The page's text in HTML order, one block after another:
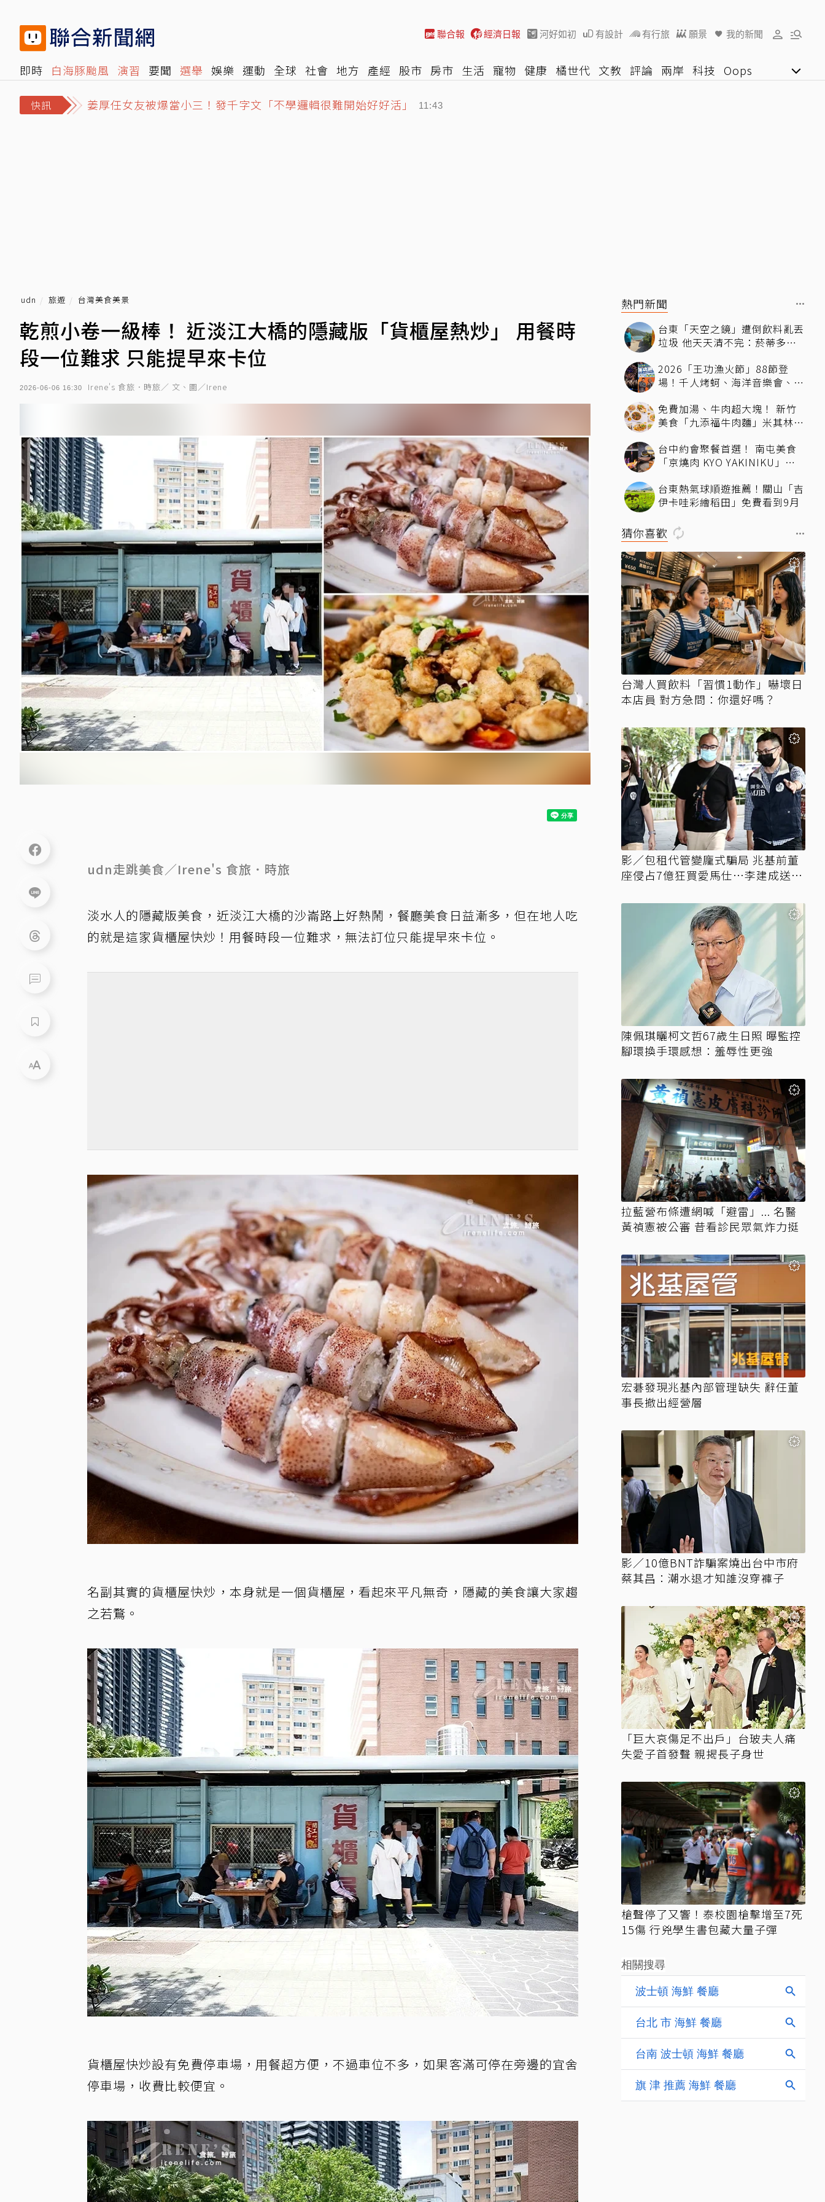
聯合報 經濟日報 河好如初 有設計 有行旅 願景 我的新聞
即時 白海豚颱風 演習 要聞 選舉 娛樂 運動 全球 社會 地方 產經 股市 房市 生活 寵物 健康 橘世代 文教 評論 兩岸 科技 Oops
快訊
姜厚任女友被爆當小三！發千字文「不學邏輯很難開始好好活」
MLB／西格勒穿「鄭宗哲T恤」練球！紅襪記者曝如何拿到 11:37
udn 旅遊 台灣美食美景
乾煎小卷一級棒！ 近淡江大橋的隱藏版「貨櫃屋熱炒」 用餐時
段一位難求 只能提早來卡位
2026-06-06 16:30 Irene's 食旅．時旅／ 文、圖／Irene
udn走跳美食／Irene's 食旅．時旅
淡水人的隱藏版美食，近淡江大橋的沙崙路上好熱鬧，餐廳美食日益漸多，但在地人吃
的就是這家貨櫃屋快炒！用餐時段一位難求，無法訂位只能提早來卡位。
名副其實的貨櫃屋快炒，本身就是一個貨櫃屋，看起來平凡無奇，隱藏的美食讓大家趨
之若鶩。
貨櫃屋快炒設有免費停車場，用餐超方便，不過車位不多，如果客滿可停在旁邊的宜舍
停車場，收費比較便宜。
熱門新聞
台東「天空之鏡」遭倒飲料亂丟
垃圾 他天天清不完：菸蒂多到
2026「王功漁火節」88節登
場！千人烤蚵、海洋音樂會、煙
集團開唱」
免費加湯、牛肉超大塊！ 新竹
美食「九添福牛肉麵」米其林必
台中約會聚餐首選！ 南屯美食
「京燒肉 KYO YAKINIKU」公
平雙人套餐全程專人代烤
台東熱氣球順遊推薦！關山「吉
伊卡哇彩繪稻田」免費看到9月
猜你喜歡
台灣人買飲料「習慣1動作」嚇壞日
本店員 對方急問：你還好嗎？
影／包租代管變龐式騙局 兆基前董
座侵占7億狂買愛馬仕…李建成送北
陳佩琪曬柯文哲67歲生日照 曝監控
腳環換手環感想：羞辱性更強
拉藍營布條遭網喊「避雷」... 名醫
黃禎憲被公審 昔看診民眾氣炸力挺
宏碁發現兆基內部管理缺失 辭任董
事長撤出經營層
影／10億BNT詐騙案燒出台中市府
蔡其昌：潮水退才知誰沒穿褲子
「巨大哀傷足不出戶」台玻夫人痛
失愛子首發聲 親揭長子身世
槍聲停了又響！泰校園槍擊增至7死
15傷 行兇學生書包藏大量子彈